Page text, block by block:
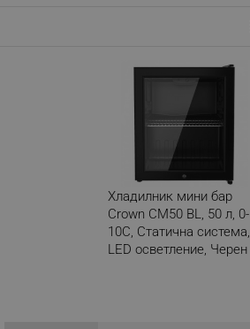
Хладилник мини бар
Crown CM50 BL, 50 л, 0-
10C, Статична система,
LED осветление, Черен